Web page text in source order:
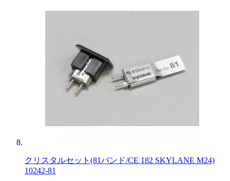
クリスタルセット(81バンド/CE 182 SKYLANE M24)
10242-81